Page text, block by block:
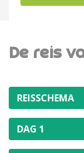
De reis
REISSCHEMA
DAG 1